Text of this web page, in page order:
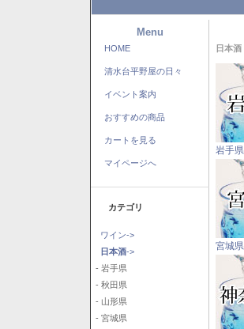
Menu
HOME
清水台平野屋の日々
イベント案内
おすすめの商品
カートを見る
マイページへ
カテゴリ
ワイン->
日本酒->
- 岩手県
- 秋田県
- 山形県
- 宮城県
日本酒
岩手県
宮城県